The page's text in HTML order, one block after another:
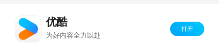
优酷
为好内容全力以赴
打开